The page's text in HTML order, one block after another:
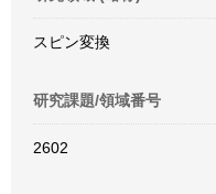
スピン変換
研究課題/領域番号
2602